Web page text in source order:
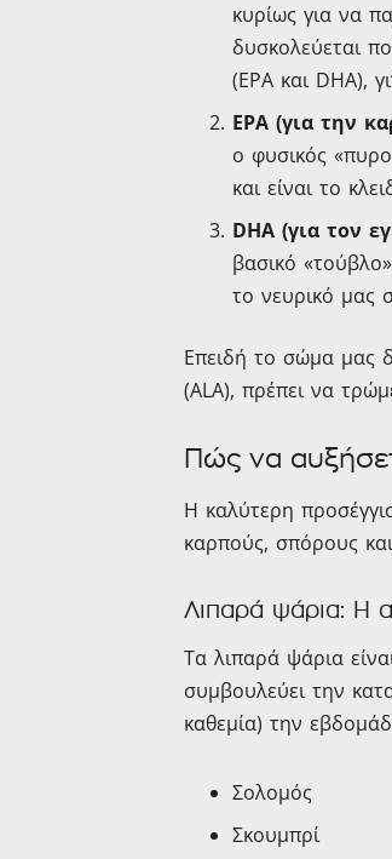
κυρίως για να
δυσκολεύεται
(EPA και DHA),
EPA (για την
ο φυσικός
και είναι το
DHA (για τον
βασικό
το νευρικό μας
Επειδή το σώμα μας
(ALA), πρέπει να
Πώς να
Η καλύτερη
καρπούς, σπόρους
Λιπαρά ψάρια: Η
Τα λιπαρά ψάρια
συμβουλεύει την
καθεμία) την
Σολομός
Σκουμπρί